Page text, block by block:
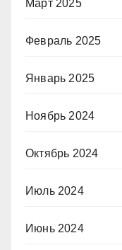
Март 2025
Февраль 2025
Январь 2025
Ноябрь 2024
Октябрь 2024
Июль 2024
Июнь 2024